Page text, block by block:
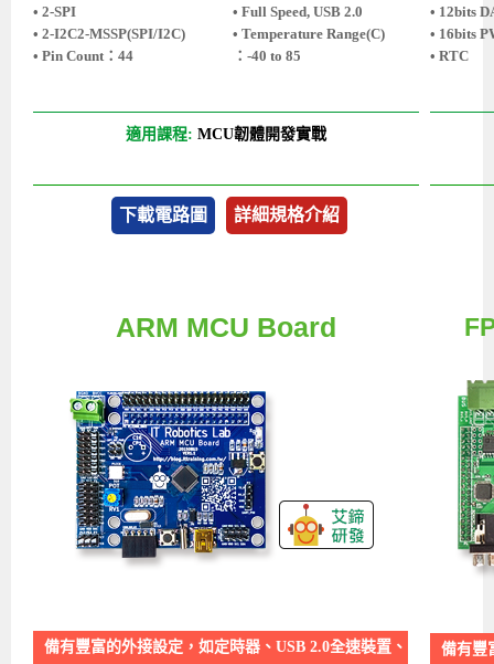
• 2-SPI
• 2-I2C2-MSSP(SPI/I2C)
• Pin Count：44
• Full Speed, USB 2.0
• Temperature Range(C)
：-40 to 85
適用課程: MCU韌體開發實戰
詳細規格介紹
下載電路圖
• 12bits
• 16bits
• RTC
ARM MCU Board
備有豐富的外接設定，如定時器、USB 2.0全速裝置、
備有豐